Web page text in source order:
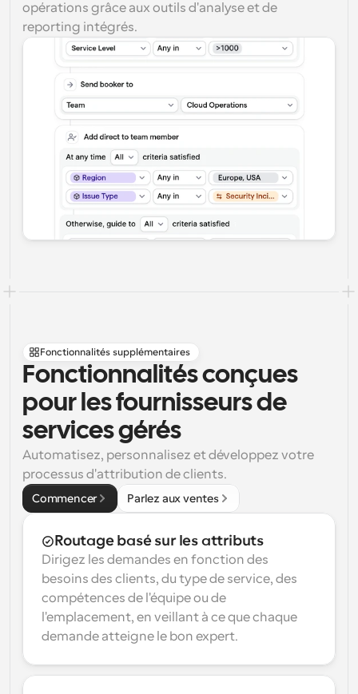
opérations grâce aux outils d'analyse et de
reporting intégrés.
Fonctionnalités supplémentaires
Fonctionnalités conçues
pour les fournisseurs de
services gérés
Automatisez, personnalisez et développez votre
processus d'attribution de clients.
Commencer Parlez aux ventes
Routage basé sur les attributs
Dirigez les demandes en fonction des
besoins des clients, du type de service, des
compétences de l'équipe ou de
l'emplacement, en veillant à ce que chaque
demande atteigne le bon expert.